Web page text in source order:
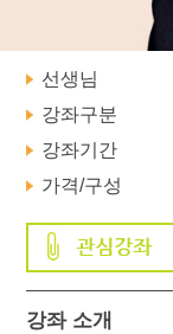
선생님
강좌구분
강좌기간
가격/구성
강좌 소개